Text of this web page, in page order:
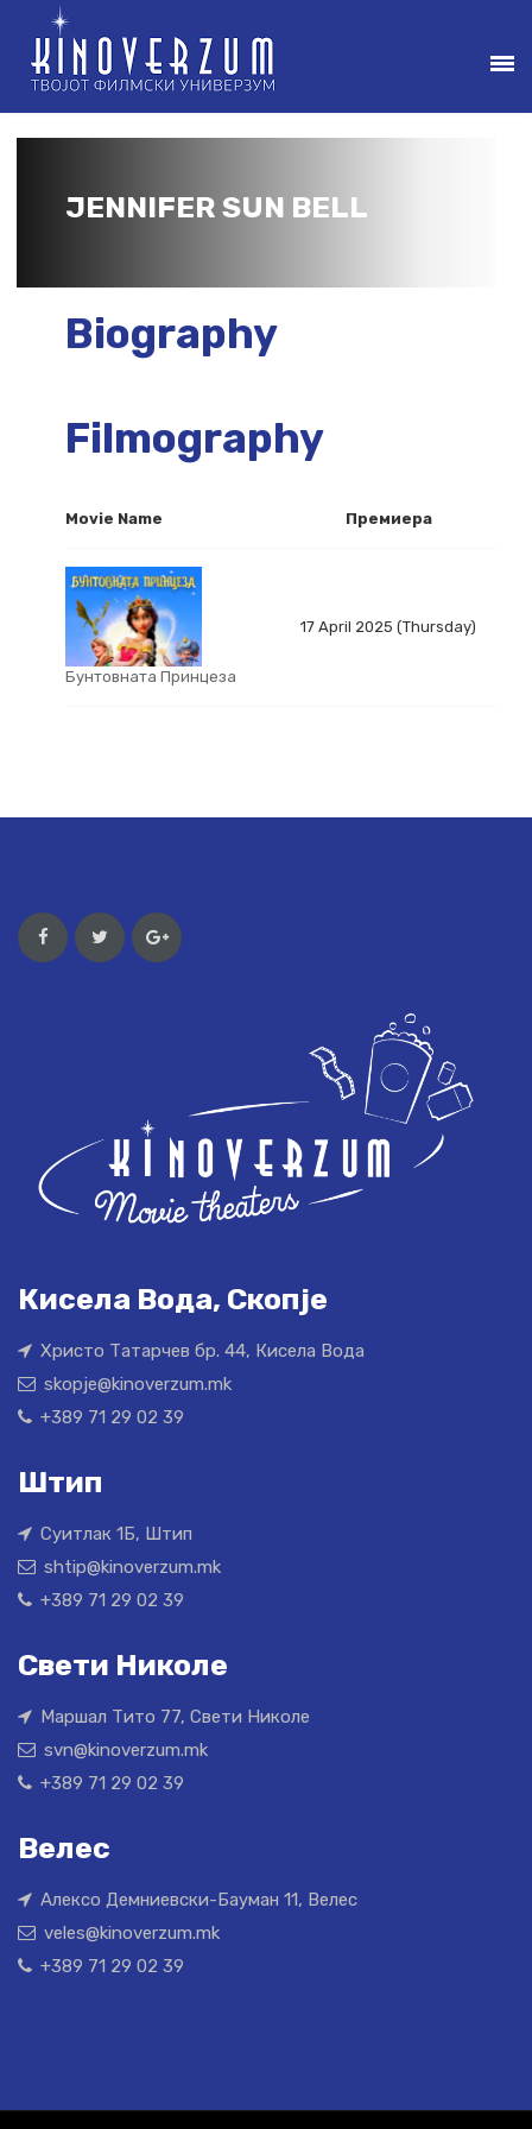
JENNIFER SUN BELL
Biography
Filmography
Movie Name Премиера
Бунтовната Принцеза
17 April 2025 (Thursday)
Кисела Вода, Скопје
Христо Татарчев бр. 44, Кисела Вода
skopje@kinoverzum.mk
+389 71 29 02 39
Штип
Суитлак 1Б, Штип
shtip@kinoverzum.mk
+389 71 29 02 39
Свети Николе
Маршал Тито 77, Свети Николе
svn@kinoverzum.mk
+389 71 29 02 39
Велес
Алексо Демниевски-Бауман 11, Велес
veles@kinoverzum.mk
+389 71 29 02 39